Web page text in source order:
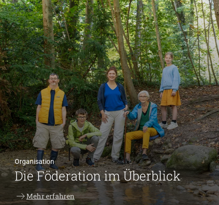
Organisation
Die Föderation im Überblick
Mehr erfahren